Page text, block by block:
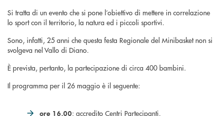
Si tratta di un evento che si pone l’obiettivo di mettere in correlazione
lo sport con il territorio, la natura ed i piccoli sportivi.
Sono, infatti, 25 anni che questa festa Regionale del Minibasket non si
svolgeva nel Vallo di Diano.
È prevista, pertanto, la partecipazione di circa 400 bambini.
Il programma per il 26 maggio è il seguente:
ore 16.00: accredito Centri Partecipanti.